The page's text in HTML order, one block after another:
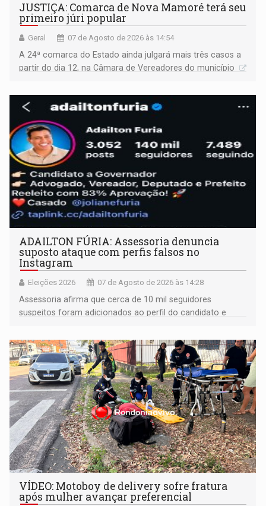
JUSTIÇA: Comarca de Nova Mamoré terá seu
primeiro júri popular
Geral 07 de Agosto de 2026 às 14:54
A 24ª comarca do Estado ainda julgará mais três casos a
partir do dia 12, na Câmara de Vereadores do município
ADAILTON FÚRIA: Assessoria denuncia
suposto ataque com perfis falsos no
Instagram
Eleições 2026 07 de Agosto de 2026 às 14:28
Assessoria afirma que cerca de 10 mil seguidores
suspeitos foram adicionados ao perfil do candidato e
remover as contas
VÍDEO: Motoboy de delivery sofre fratura
após mulher avançar preferencial